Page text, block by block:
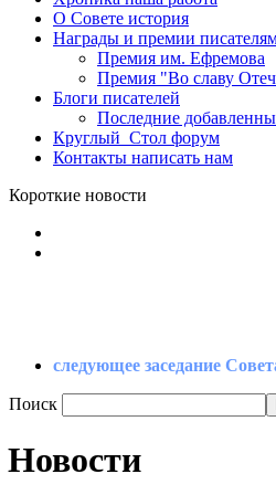
О Совете история
Награды и премии
Премия им. Ефремова
Премия "Во славу
Блоги писателей
Последние
Круглый_Стол форум
Контакты написать нам
Короткие новости
следующее заседание
Поиск
Новости